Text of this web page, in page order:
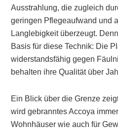
Ausstrahlung, die zugleich
geringen Pflegeaufwand und
Langlebigkeit überzeugt.
Basis für diese Technik: Die
widerstandsfähig gegen
behalten ihre Qualität über
Ein Blick über die Grenze
wird gebranntes Accoya
Wohnhäuser wie auch für